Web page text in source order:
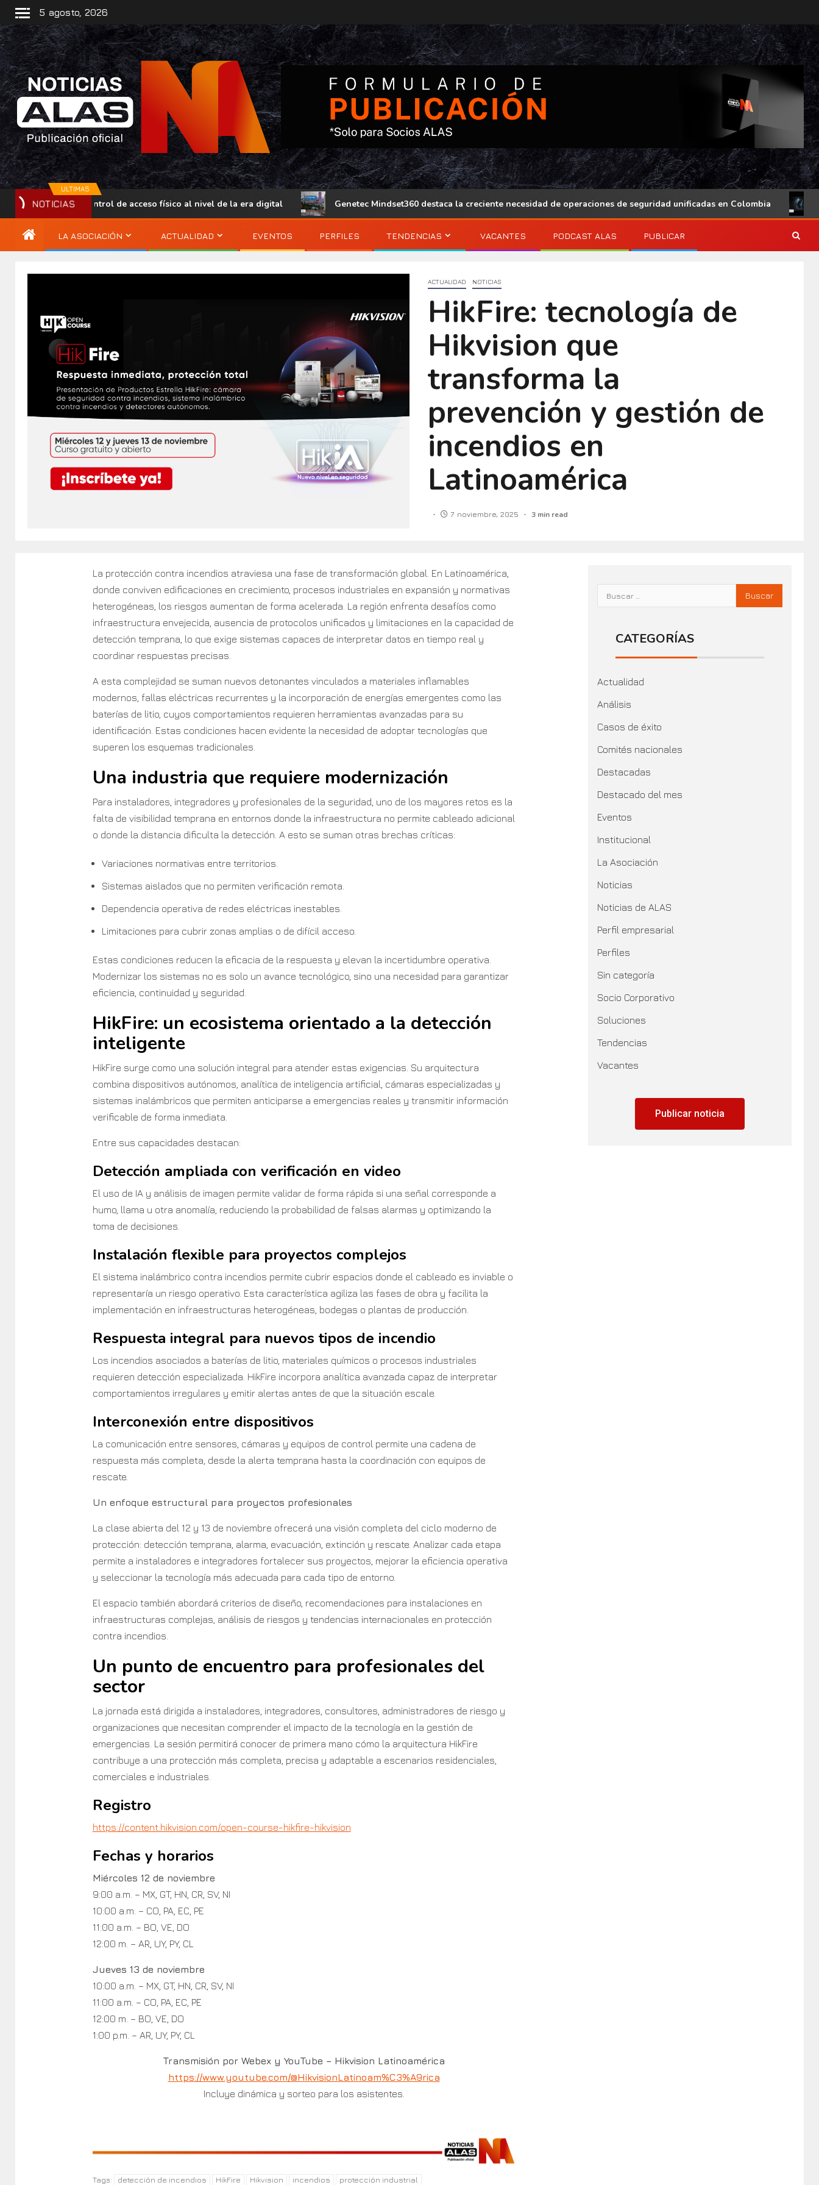
5 agosto, 2026
ULTIMAS
NOTICIAS
el control de acceso físico al nivel de la era digital Genetec Mindset360 destaca la creciente necesidad de operaciones de seguridad unificadas en Colombia
LA ASOCIACIÓN ACTUALIDAD EVENTOS PERFILES TENDENCIAS VACANTES PODCAST ALAS PUBLICAR
ACTUALIDAD NOTICIAS
HikFire: tecnología de
Hikvision que
transforma la
prevención y gestión de
incendios en
Latinoamérica
7 noviembre, 2025 3 min read
La protección contra incendios atraviesa una fase de transformación global. En Latinoamérica,
donde conviven edificaciones en crecimiento, procesos industriales en expansión y normativas
heterogéneas, los riesgos aumentan de forma acelerada. La región enfrenta desafíos como
infraestructura envejecida, ausencia de protocolos unificados y limitaciones en la capacidad de
detección temprana, lo que exige sistemas capaces de interpretar datos en tiempo real y
coordinar respuestas precisas.
A esta complejidad se suman nuevos detonantes vinculados a materiales inflamables
modernos, fallas eléctricas recurrentes y la incorporación de energías emergentes como las
baterías de litio, cuyos comportamientos requieren herramientas avanzadas para su
identificación. Estas condiciones hacen evidente la necesidad de adoptar tecnologías que
superen los esquemas tradicionales.
Una industria que requiere modernización
Para instaladores, integradores y profesionales de la seguridad, uno de los mayores retos es la
falta de visibilidad temprana en entornos donde la infraestructura no permite cableado adicional
o donde la distancia dificulta la detección. A esto se suman otras brechas críticas:
Variaciones normativas entre territorios.
Sistemas aislados que no permiten verificación remota.
Dependencia operativa de redes eléctricas inestables.
Limitaciones para cubrir zonas amplias o de difícil acceso.
Estas condiciones reducen la eficacia de la respuesta y elevan la incertidumbre operativa.
Modernizar los sistemas no es solo un avance tecnológico, sino una necesidad para garantizar
eficiencia, continuidad y seguridad.
HikFire: un ecosistema orientado a la detección
inteligente
HikFire surge como una solución integral para atender estas exigencias. Su arquitectura
combina dispositivos autónomos, analítica de inteligencia artificial, cámaras especializadas y
sistemas inalámbricos que permiten anticiparse a emergencias reales y transmitir información
verificable de forma inmediata.
Entre sus capacidades destacan:
Detección ampliada con verificación en video
El uso de IA y análisis de imagen permite validar de forma rápida si una señal corresponde a
humo, llama u otra anomalía, reduciendo la probabilidad de falsas alarmas y optimizando la
toma de decisiones.
Instalación flexible para proyectos complejos
El sistema inalámbrico contra incendios permite cubrir espacios donde el cableado es inviable o
representaría un riesgo operativo. Esta característica agiliza las fases de obra y facilita la
implementación en infraestructuras heterogéneas, bodegas o plantas de producción.
Respuesta integral para nuevos tipos de incendio
Los incendios asociados a baterías de litio, materiales químicos o procesos industriales
requieren detección especializada. HikFire incorpora analítica avanzada capaz de interpretar
comportamientos irregulares y emitir alertas antes de que la situación escale.
Interconexión entre dispositivos
La comunicación entre sensores, cámaras y equipos de control permite una cadena de
respuesta más completa, desde la alerta temprana hasta la coordinación con equipos de
rescate.
Un enfoque estructural para proyectos profesionales
La clase abierta del 12 y 13 de noviembre ofrecerá una visión completa del ciclo moderno de
protección: detección temprana, alarma, evacuación, extinción y rescate. Analizar cada etapa
permite a instaladores e integradores fortalecer sus proyectos, mejorar la eficiencia operativa
y seleccionar la tecnología más adecuada para cada tipo de entorno.
El espacio también abordará criterios de diseño, recomendaciones para instalaciones en
infraestructuras complejas, análisis de riesgos y tendencias internacionales en protección
contra incendios.
Un punto de encuentro para profesionales del
sector
La jornada está dirigida a instaladores, integradores, consultores, administradores de riesgo y
organizaciones que necesitan comprender el impacto de la tecnología en la gestión de
emergencias. La sesión permitirá conocer de primera mano cómo la arquitectura HikFire
contribuye a una protección más completa, precisa y adaptable a escenarios residenciales,
comerciales e industriales.
Registro
https://content.hikvision.com/open-course-hikfire-hikvision
Fechas y horarios
Miércoles 12 de noviembre
9:00 a.m. – MX, GT, HN, CR, SV, NI
10:00 a.m. – CO, PA, EC, PE
11:00 a.m. – BO, VE, DO
12:00 m. – AR, UY, PY, CL
Jueves 13 de noviembre
10:00 a.m. – MX, GT, HN, CR, SV, NI
11:00 a.m. – CO, PA, EC, PE
12:00 m. – BO, VE, DO
1:00 p.m. – AR, UY, PY, CL
Transmisión por Webex y YouTube – Hikvision Latinoamérica
https://www.youtube.com/@HikvisionLatinoam%C3%A9rica
Incluye dinámica y sorteo para los asistentes.
Tags: detección de incendios HikFire Hikvision incendios protección industrial
CATEGORÍAS
Actualidad
Análisis
Casos de éxito
Comités nacionales
Destacadas
Destacado del mes
Eventos
Institucional
La Asociación
Noticias
Noticias de ALAS
Perfil empresarial
Perfiles
Sin categoría
Socio Corporativo
Soluciones
Tendencias
Vacantes
Publicar noticia